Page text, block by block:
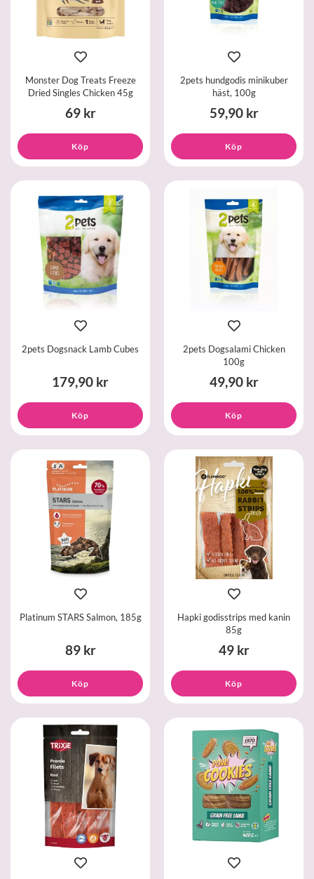
Monster Dog Treats Freeze
Dried Singles Chicken 45g
69 kr
Köp
2pets hundgodis minikuber
häst, 100g
59,90 kr
Köp
2pets Dogsnack Lamb Cubes
179,90 kr
Köp
2pets Dogsalami Chicken
100g
49,90 kr
Köp
Platinum STARS Salmon, 185g
89 kr
Köp
Hapki godisstrips med kanin
85g
49 kr
Köp